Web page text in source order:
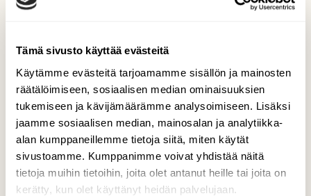
Tämä sivusto käyttää evästeitä
Käytämme evästeitä tarjoamamme sisällön ja mainosten
räätälöimiseen, sosiaalisen median ominaisuuksien
tukemiseen ja kävijämäärämme analysoimiseen. Lisäksi
jaamme sosiaalisen median, mainosalan ja analytiikka-
alan kumppaneillemme tietoja siitä, miten käytät
sivustoamme. Kumppanimme voivat yhdistää näitä
tietoja muihin tietoihin, joita olet antanut heille tai joita on
kerätty, kun olet käyttänyt heidän palvelujaan.
Että voikin olla kaunista
Vähän viileä toukokuun aikainen aamu,ja
järvi huokailee kauniisti ,eipä sitä voi kun
ihailla!
Valokuvaaja: sirpa Jyske, Virrat 20.5.23